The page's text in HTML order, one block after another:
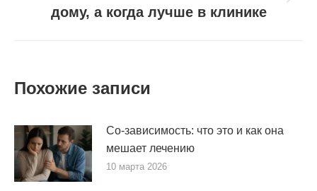
запись:
дому, а когда лучше в клинике
Похожие записи
Со-зависимость: что это и как она
мешает лечению
10 марта 2026